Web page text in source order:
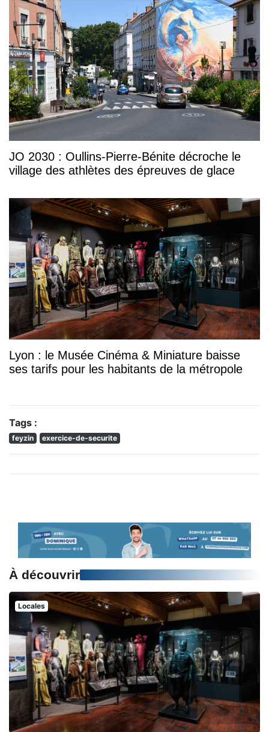
JO 2030 : Oullins-Pierre-Bénite décroche le
village des athlètes des épreuves de glace
Lyon : le Musée Cinéma & Miniature baisse
ses tarifs pour les habitants de la métropole
Tags :
feyzin exercice-de-securite
À découvrir
Locales